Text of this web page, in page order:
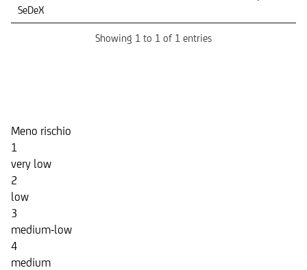
SeDeX
Showing 1 to 1 of 1 entries
Meno rischio
1
very low
2
low
3
medium-low
4
medium